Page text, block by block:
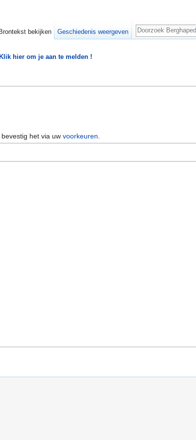
Klik hier om je aan te melden !
bevestig het via uwvoorkeuren
Brontekst bekijken Geschiedenis weergeven
Zoeken